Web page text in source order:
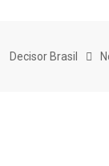
Decisor Brasil